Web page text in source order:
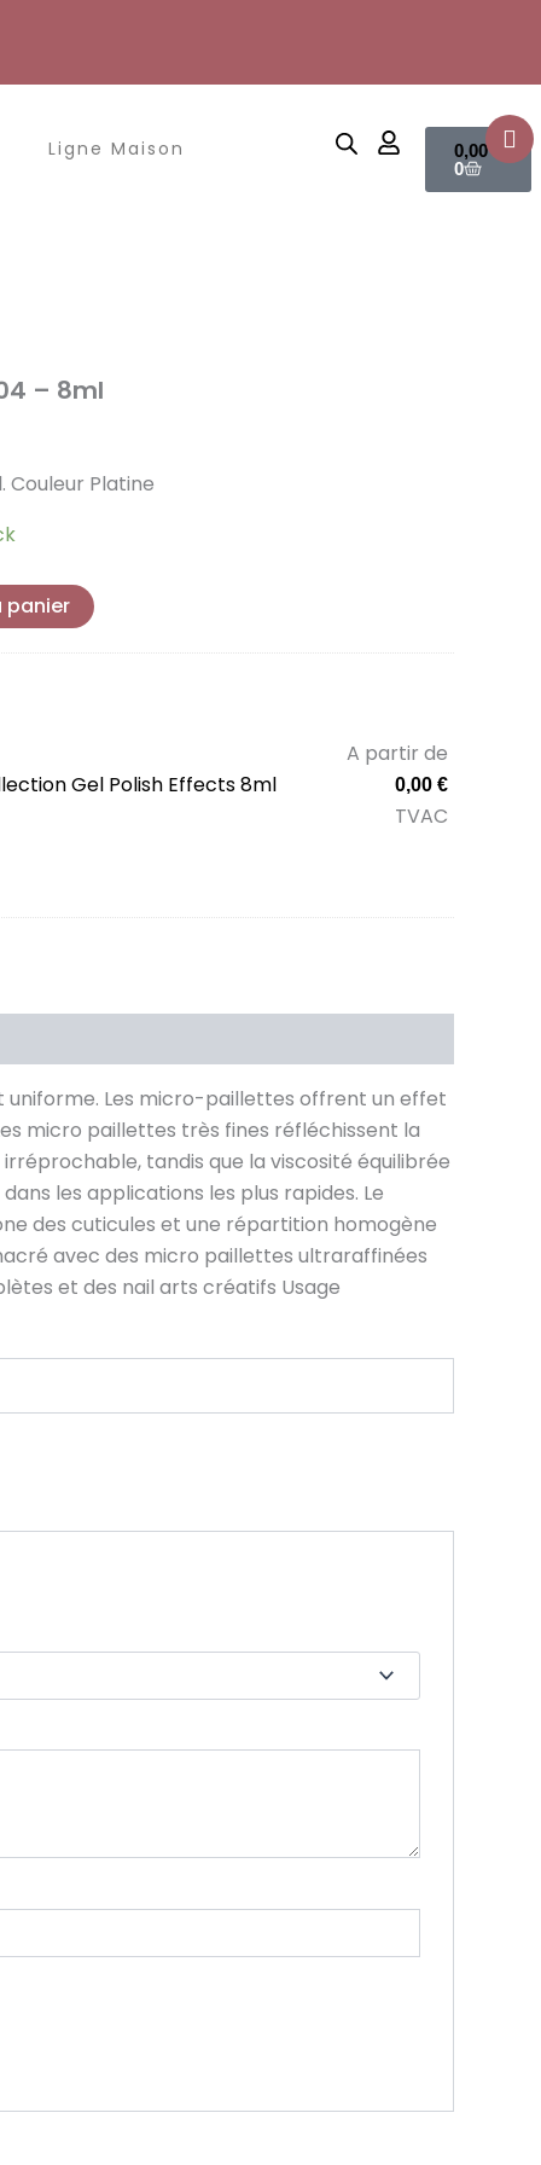
Ligne Maison 0,00
0
Panier
– 8ml
Couleur Platine
panier
Gel Polish Effects 8ml
A partir de
0,00 €
TVAC
Les micro-paillettes offrent un effet
micro paillettes très fines réfléchissent la
tandis que la viscosité équilibrée
les applications les plus rapides. Le
des cuticules et une répartition homogène
avec des micro paillettes ultraraffinées
et des nail arts créatifs Usage